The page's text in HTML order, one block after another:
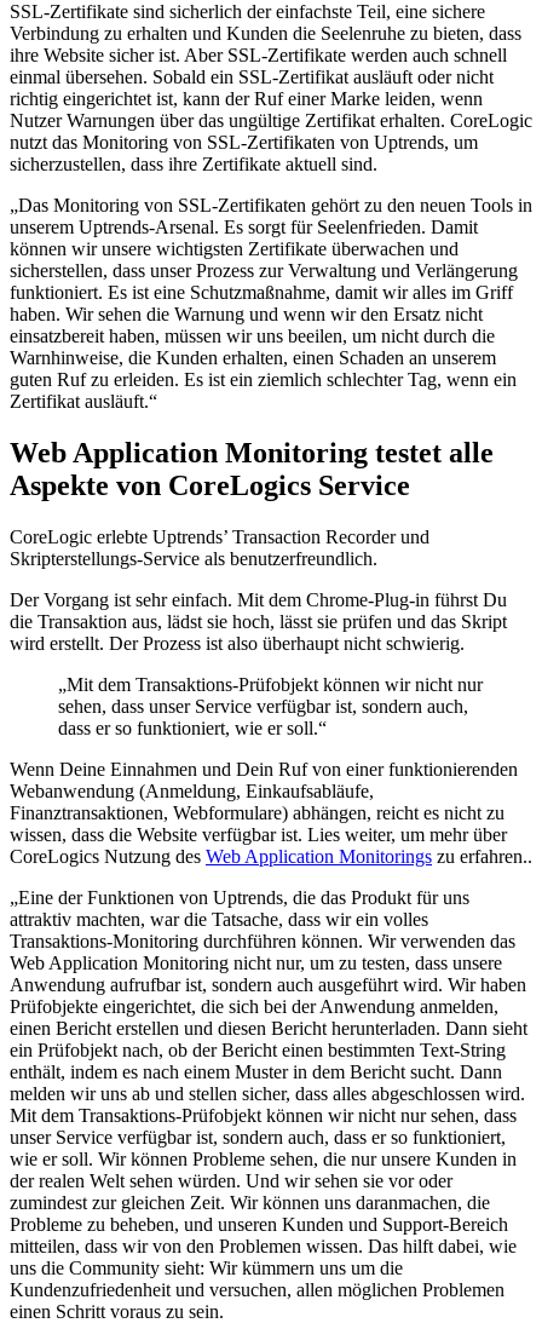
SSL-Zertifikate sind sicherlich der einfachste Teil, eine sichere
Verbindung zu erhalten und Kunden die Seelenruhe zu bieten, dass
ihre Website sicher ist. Aber SSL-Zertifikate werden auch schnell
einmal übersehen. Sobald ein SSL-Zertifikat ausläuft oder nicht
richtig eingerichtet ist, kann der Ruf einer Marke leiden, wenn
Nutzer Warnungen über das ungültige Zertifikat erhalten. CoreLogic
nutzt das Monitoring von SSL-Zertifikaten von Uptrends, um
sicherzustellen, dass ihre Zertifikate aktuell sind.
„Das Monitoring von SSL-Zertifikaten gehört zu den neuen Tools in
unserem Uptrends-Arsenal. Es sorgt für Seelenfrieden. Damit
können wir unsere wichtigsten Zertifikate überwachen und
sicherstellen, dass unser Prozess zur Verwaltung und Verlängerung
funktioniert. Es ist eine Schutzmaßnahme, damit wir alles im Griff
haben. Wir sehen die Warnung und wenn wir den Ersatz nicht
einsatzbereit haben, müssen wir uns beeilen, um nicht durch die
Warnhinweise, die Kunden erhalten, einen Schaden an unserem
guten Ruf zu erleiden. Es ist ein ziemlich schlechter Tag, wenn ein
Zertifikat ausläuft.“
Web Application Monitoring testet alle
Aspekte von CoreLogics Service
CoreLogic erlebte Uptrends’ Transaction Recorder und
Skripterstellungs-Service als benutzerfreundlich.
Der Vorgang ist sehr einfach. Mit dem Chrome-Plug-in führst Du
die Transaktion aus, lädst sie hoch, lässt sie prüfen und das Skript
wird erstellt. Der Prozess ist also überhaupt nicht schwierig.
„Mit dem Transaktions-Prüfobjekt können wir nicht nur
sehen, dass unser Service verfügbar ist, sondern auch,
dass er so funktioniert, wie er soll.“
Wenn Deine Einnahmen und Dein Ruf von einer funktionierenden
Webanwendung (Anmeldung, Einkaufsabläufe,
Finanztransaktionen, Webformulare) abhängen, reicht es nicht zu
wissen, dass die Website verfügbar ist. Lies weiter, um mehr über
CoreLogics Nutzung des Web Application Monitorings zu erfahren..
„Eine der Funktionen von Uptrends, die das Produkt für uns
attraktiv machten, war die Tatsache, dass wir ein volles
Transaktions-Monitoring durchführen können. Wir verwenden das
Web Application Monitoring nicht nur, um zu testen, dass unsere
Anwendung aufrufbar ist, sondern auch ausgeführt wird. Wir haben
Prüfobjekte eingerichtet, die sich bei der Anwendung anmelden,
einen Bericht erstellen und diesen Bericht herunterladen. Dann sieht
ein Prüfobjekt nach, ob der Bericht einen bestimmten Text-String
enthält, indem es nach einem Muster in dem Bericht sucht. Dann
melden wir uns ab und stellen sicher, dass alles abgeschlossen wird.
Mit dem Transaktions-Prüfobjekt können wir nicht nur sehen, dass
unser Service verfügbar ist, sondern auch, dass er so funktioniert,
wie er soll. Wir können Probleme sehen, die nur unsere Kunden in
der realen Welt sehen würden. Und wir sehen sie vor oder
zumindest zur gleichen Zeit. Wir können uns daranmachen, die
Probleme zu beheben, und unseren Kunden und Support-Bereich
mitteilen, dass wir von den Problemen wissen. Das hilft dabei, wie
uns die Community sieht: Wir kümmern uns um die
Kundenzufriedenheit und versuchen, allen möglichen Problemen
einen Schritt voraus zu sein.